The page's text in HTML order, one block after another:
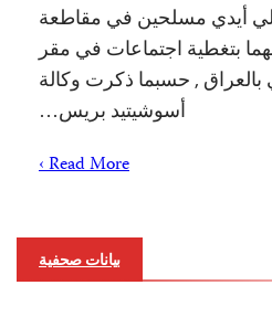
أيدي مسلحين في مقاطعة
بتغطية اجتماعات في مقر
بالعراق , حسبما ذكرت وكالة
أسوشيتيد بريس…
Read More ›
بيانات صحفية